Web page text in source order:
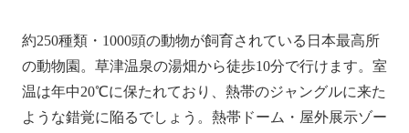
約250種類・1000頭の動物が飼育されている日本最高所
の動物園。草津温泉の湯畑から徒歩10分で行けます。室
温は年中20℃に保たれており、熱帯のジャングルに来た
ような錯覚に陥るでしょう。熱帯ドーム・屋外展示ゾー